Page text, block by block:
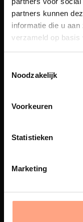
partners kunnen
informatie die u
verzameld op basis
Noodzakelijk
Voorkeuren
Statistieken
Marketing
Maatwerk
Een
beleving,
Spuiterij
eigen